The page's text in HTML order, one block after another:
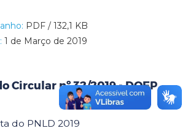
PDF / 132,1 KB
1 de Março de 2019
Circular nº 32/2019 - DOEP
do PNLD 2019